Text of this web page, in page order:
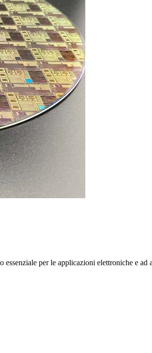
per le applicazioni elettroniche e ad